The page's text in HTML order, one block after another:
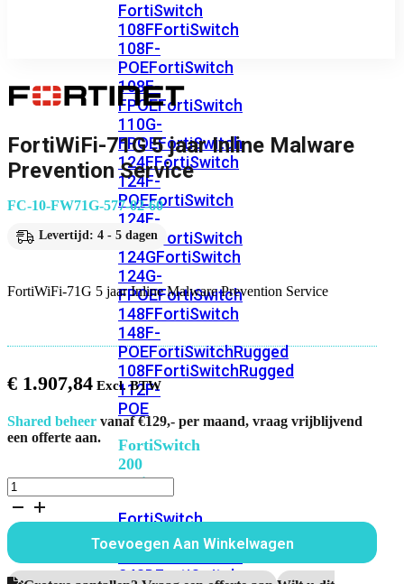
FortiSwitch
108FFortiSwitch
108F-
POEFortiSwitch
108F-
FPOEFortiSwitch
110G-
FPOEFortiSwitch
124FFortiSwitch
124F-
POEFortiSwitch
124F-
FPOE FortiSwitch
124GFortiSwitch
124G-
FPOEFortiSwitch
148FFortiSwitch
148F-
POEFortiSwitchRugged
108FFortiSwitchRugged
112F-
POE
FortiSwitch
200
Series
FortiSwitch
224D-
FPOE
248DFortiSwitch
FortiWiFi-71G 5 jaar Inline Malware
Prevention Service
FC-10-FW71G-577-02-60
Levertijd: 4 - 5 dagen
FortiWiFi-71G 5 jaar Inline Malware Prevention Service
€ 1.907,84
Shared beheer vanaf €129,- per maand, vraag vrijblijvend
een offerte aan.
FortiWiFi-
71G
jaar
Inline
Malware
Toevoegen Aan Winkelwagen